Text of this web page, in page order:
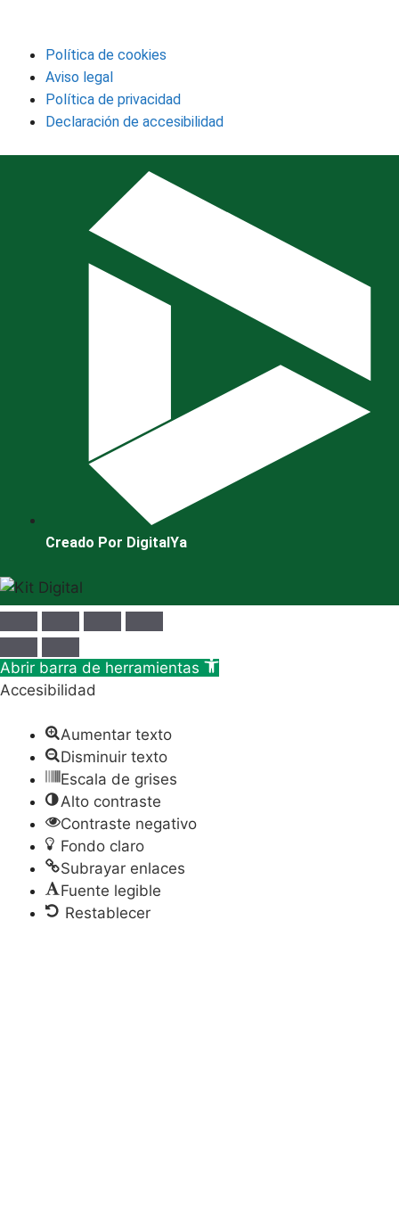
Política de cookies
Aviso legal
Política de privacidad
Declaración de accesibilidad
Creado Por DigitalYa
Abrir barra de herramientas
Accesibilidad
Aumentar texto
Disminuir texto
Escala de grises
Alto contraste
Contraste negativo
Fondo claro
Subrayar enlaces
Fuente legible
Restablecer